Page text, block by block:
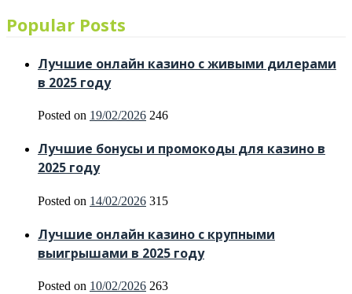
Popular Posts
Лучшие онлайн казино с живыми дилерами
в 2025 году
Posted on 19/02/2026 246
Лучшие бонусы и промокоды для казино в
2025 году
Posted on 14/02/2026 315
Лучшие онлайн казино с крупными
выигрышами в 2025 году
Posted on 10/02/2026 263